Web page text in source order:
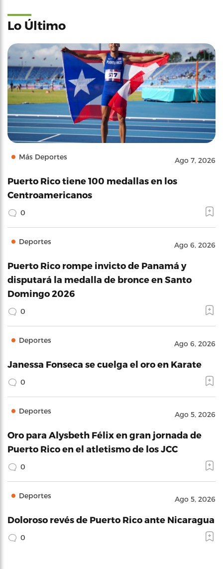
Lo Último
Más Deportes Ago 7, 2026
Puerto Rico tiene 100 medallas en los
Centroamericanos
0
Deportes Ago 6, 2026
Puerto Rico rompe invicto de Panamá y
disputará la medalla de bronce en Santo
Domingo 2026
0
Deportes Ago 6, 2026
Janessa Fonseca se cuelga el oro en Karate
0
Deportes Ago 5, 2026
Oro para Alysbeth Félix en gran jornada de
Puerto Rico en el atletismo de los JCC
0
Deportes Ago 5, 2026
Doloroso revés de Puerto Rico ante Nicaragua
0